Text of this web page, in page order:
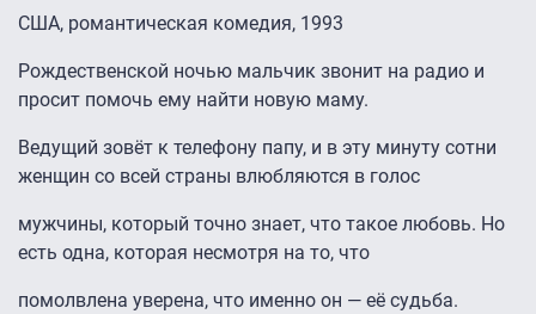
США, романтическая комедия, 1993
Рождественской ночью мальчик звонит на радио и
просит помочь ему найти новую маму.
Ведущий зовёт к телефону папу, и в эту минуту сотни
женщин со всей страны влюбляются в голос
мужчины, который точно знает, что такое любовь. Но
есть одна, которая несмотря на то, что
помолвлена уверена, что именно он — её судьба.